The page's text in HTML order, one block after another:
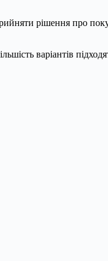
рішення про
варіантів